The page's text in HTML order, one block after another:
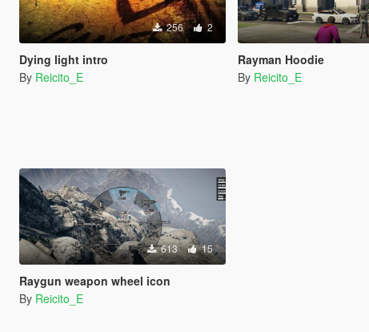
256 2
Dying light intro
By Reicito_E
Rayman Hoodie
By Reicito_E
613 15
Raygun weapon wheel icon
By Reicito_E